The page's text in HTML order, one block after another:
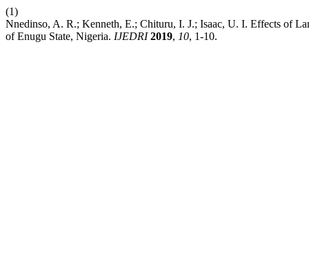
(1)
Nnedinso, A. R.; Kenneth, E.; Chituru, I. J.; Isaac, U. I. Effects of
of Enugu State, Nigeria. IJEDRI 2019, 10, 1-10.